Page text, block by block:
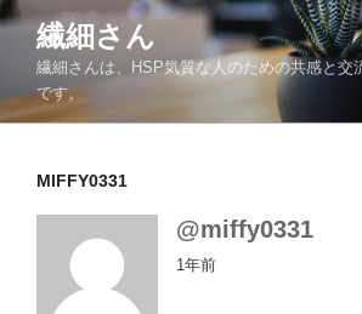
コ
ン
ツ
繊細さん
繊細さんは、HSP気質な人のための共感と交
です。
MIFFY0331
@miffy0331
1年前